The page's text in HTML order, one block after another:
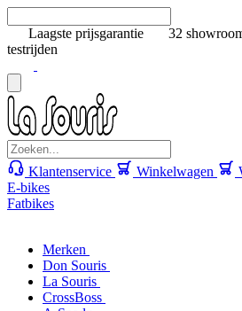
Laagste prijsgarantie 32
testrijden
Klantenservice Winkelwagen
E-bikes
Fatbikes
Merken
Don Souris
La Souris
CrossBoss